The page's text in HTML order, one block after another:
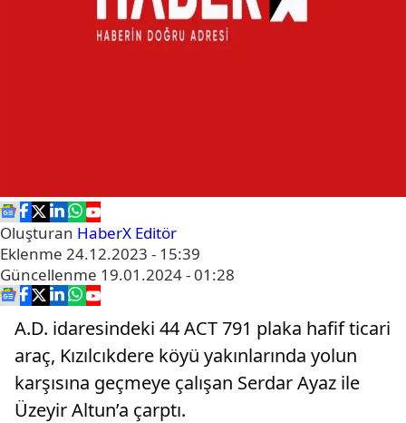
Oluşturan HaberX Editör
Eklenme 24.12.2023 - 15:39
Güncellenme 19.01.2024 - 01:28
A.D. idaresindeki 44 ACT 791 plaka hafif ticari
araç, Kızılcıkdere köyü yakınlarında yolun
karşısına geçmeye çalışan Serdar Ayaz ile
Üzeyir Altun’a çarptı.